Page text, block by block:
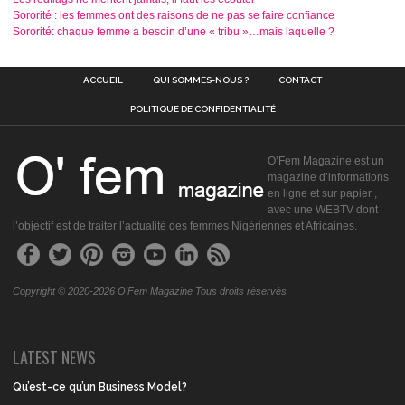
Sororité : les femmes ont des raisons de ne pas se faire confiance
Sororité: chaque femme a besoin d’une « tribu »…mais laquelle ?
ACCUEIL QUI SOMMES-NOUS ? CONTACT
POLITIQUE DE CONFIDENTIALITÉ
O’Fem Magazine est un
magazine d’informations
en ligne et sur papier ,
avec une WEBTV dont
l’objectif est de traiter l’actualité des femmes Nigériennes et Africaines.
Copyright © 2020-2026 O'Fem Magazine Tous droits réservés
LATEST NEWS
Qu’est-ce qu’un Business Model?